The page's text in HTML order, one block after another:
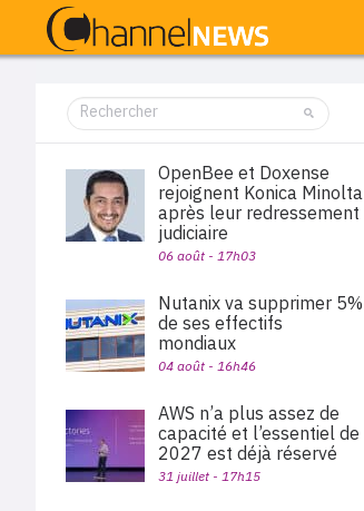
OpenBee et Doxense
rejoignent Konica Minolta
après leur redressement
judiciaire
06 août - 17h03
Nutanix va supprimer 5%
de ses effectifs
mondiaux
04 août - 16h46
AWS n’a plus assez de
capacité et l’essentiel de
2027 est déjà réservé
31 juillet - 17h15